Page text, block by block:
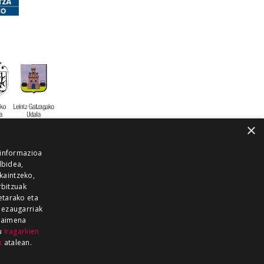
GUKA
×
eta
Iragarkien
atalean.